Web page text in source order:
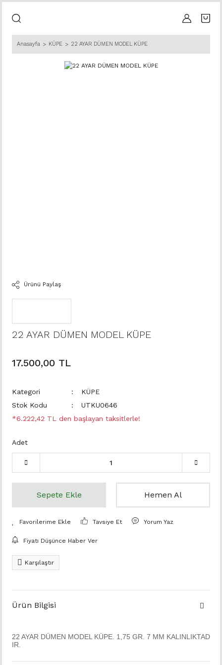
Anasayfa KÜPE 22 AYAR DÜMEN MODEL KÜPE
Ürünü Paylaş
22 AYAR DÜMEN MODEL KÜPE
17.500,00 TL
Kategori
KÜPE
Stok Kodu
UTKU0646
*6.222,42 TL den başlayan taksitlerle!
Adet
Sepete Ekle Hemen Al
Tavsiye Et Yorum Yaz
Fiyatı Düşünce Haber Ver
Karşılaştır
Ürün Bilgisi
22 AYAR DÜMEN MODEL KÜPE. 1,75 GR. 7 MM KALINLIKTAD
IR.